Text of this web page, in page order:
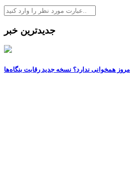
جدیدترین خبر
همخوانی ندارد؟ نسخه جدید رقابت‌ بنگاه‌ها